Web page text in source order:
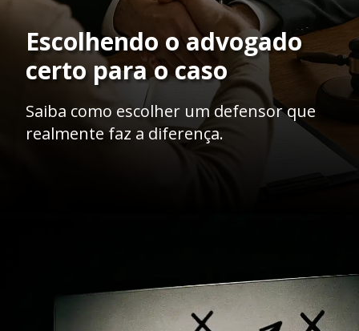
Escolhendo o advogado
certo para o caso
Saiba como escolher um defensor que
realmente faz a diferença.